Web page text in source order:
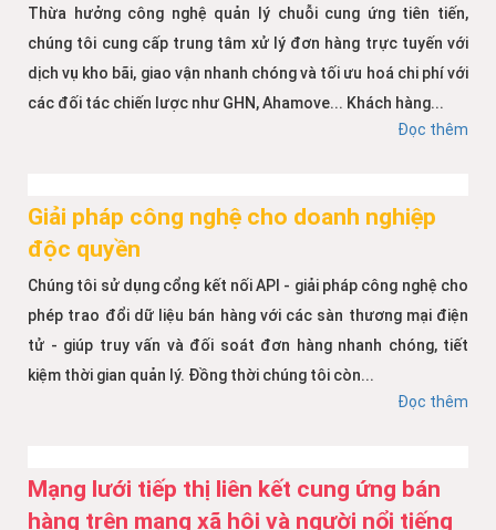
Thừa hưởng công nghệ quản lý chuỗi cung ứng tiên tiến,
chúng tôi cung cấp trung tâm xử lý đơn hàng trực tuyến với
dịch vụ kho bãi, giao vận nhanh chóng và tối ưu hoá chi phí với
các đối tác chiến lược như GHN, Ahamove... Khách hàng...
Đọc thêm
Giải pháp công nghệ cho doanh nghiệp
độc quyền
Chúng tôi sử dụng cổng kết nối API - giải pháp công nghệ cho
phép trao đổi dữ liệu bán hàng với các sàn thương mại điện
tử - giúp truy vấn và đối soát đơn hàng nhanh chóng, tiết
kiệm thời gian quản lý. Đồng thời chúng tôi còn...
Đọc thêm
Mạng lưới tiếp thị liên kết cung ứng bán
hàng trên mạng xã hội và người nổi tiếng